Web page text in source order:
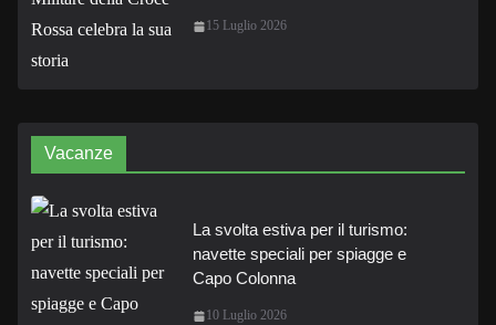
15 Luglio 2026
Vacanze
La svolta estiva per il turismo:
navette speciali per spiagge e
Capo Colonna
10 Luglio 2026